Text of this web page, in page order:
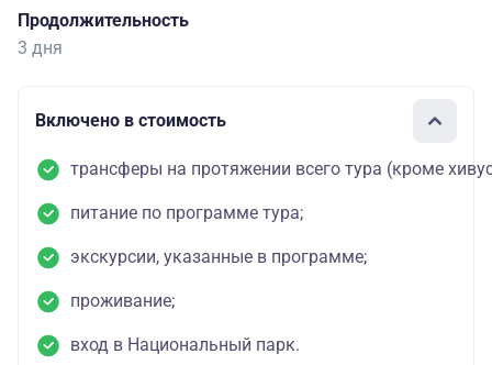
Продолжительность
3 дня
Включено в стоимость
трансферы на протяжении всего тура (кроме
питание по программе тура;
экскурсии, указанные в программе;
проживание;
вход в Национальный парк.